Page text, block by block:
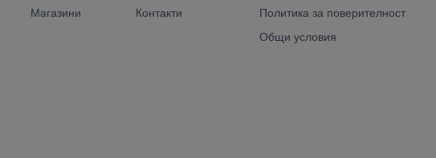
Магазини
Контакти
Политика за поверителност
Общи условия